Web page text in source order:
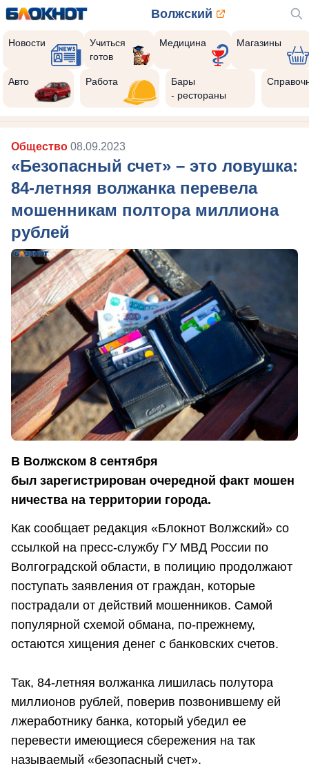
Волжский
Новости
Учиться
готов
Медицина Магазины
Авто Работа
Бары
- рестораны
Общество 08.09.2023
«Безопасный счет» – это ловушка:
84-летняя волжанка перевела
мошенникам полтора миллиона
рублей
В Волжском 8 сентября
был зарегистрирован очередной факт мошен
ничества на территории города.
Как сообщает редакция «Блокнот Волжский» со
ссылкой на пресс-службу ГУ МВД России по
Волгоградской области, в полицию продолжают
поступать заявления от граждан, которые
пострадали от действий мошенников. Самой
популярной схемой обмана, по-прежнему,
остаются хищения денег с банковских счетов.
Так, 84-летняя волжанка лишилась полутора
миллионов рублей, поверив позвонившему ей
лжеработнику банка, который убедил ее
перевести имеющиеся сбережения на так
называемый «безопасный счет».
Реклама закроется через:
РЕКЛАМА • ИП РУСТАМОВ Р. А. ИНН 343516870293